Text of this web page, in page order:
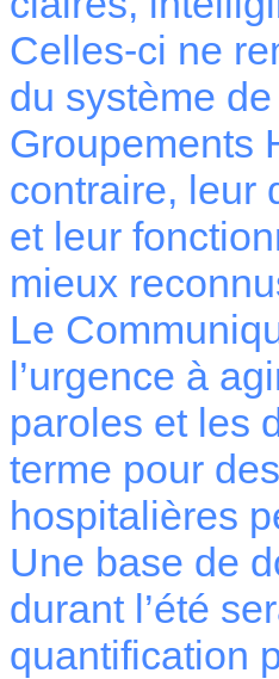
Celles-ci ne
du système
Groupements
contraire, leur
et leur
mieux
Le
l’urgence à
paroles et les
terme pour
hospitalières
Une base de
durant l’été
quantification